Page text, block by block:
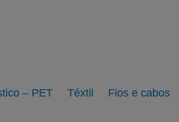
– PET Téxtil
Fios e cabos